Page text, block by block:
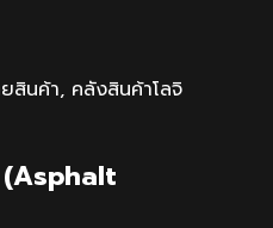
สินค้า, คลังสินค้าโลจิ